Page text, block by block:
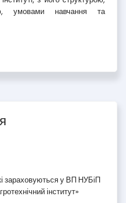
умовами навчання та
зараховуються у ВП НУБіП
інститут»